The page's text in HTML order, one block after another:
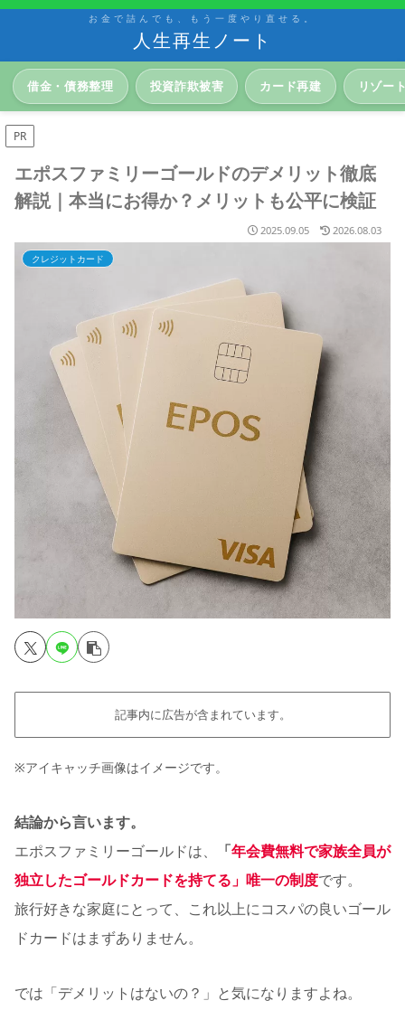
お金で詰んでも、もう一度やり直せる。
人生再生ノート
借金・債務整理 投資詐欺被害 カード再建 リゾー
PR
エポスファミリーゴールドのデメリット徹底
解説｜本当にお得か？メリットも公平に検証
2025.09.05 2026.08.03
クレジットカード
記事内に広告が含まれています。
※アイキャッチ画像はイメージです。
結論から言います。
エポスファミリーゴールドは、
「年会費無料で家族全員が
独立したゴールドカードを持てる」唯一の制度です。
旅行好きな家庭にとって、これ以上にコスパの良いゴール
ドカードはまずありません。
では「デメリットはないの？」と気になりますよね。